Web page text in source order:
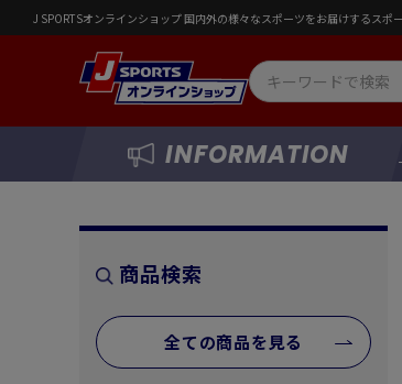
J SPORTSオンラインショップ 国内外の様々なスポーツをお届けするス
INFORMATION
商品検索
全ての商品を見る